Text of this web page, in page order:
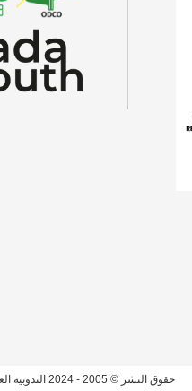
حقوق النشر © 2005 - 2024 الندوبية العامة للتنمية الجهوية. جميع الحقوق محفوظة.